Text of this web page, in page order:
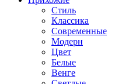
Стиль
Классика
Современные
Модерн
Цвет
Белые
Венге